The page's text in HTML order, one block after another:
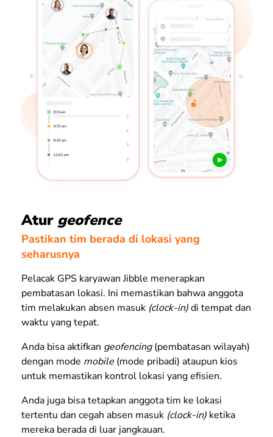
Atur geofence
Pastikan tim berada di lokasi yang
seharusnya
Pelacak GPS karyawan Jibble menerapkan
pembatasan lokasi. Ini memastikan bahwa anggota
tim melakukan absen masuk (clock-in)di tempat dan
waktu yang tepat.
Anda bisa aktifkan geofencing(pembatasan wilayah)
dengan mode mobile (mode pribadi) ataupun kios
untuk memastikan kontrol lokasi yang efisien.
Anda juga bisa tetapkan anggota tim ke lokasi
tertentu dan cegah absen masuk (clock-in) ketika
mereka berada di luar jangkauan.